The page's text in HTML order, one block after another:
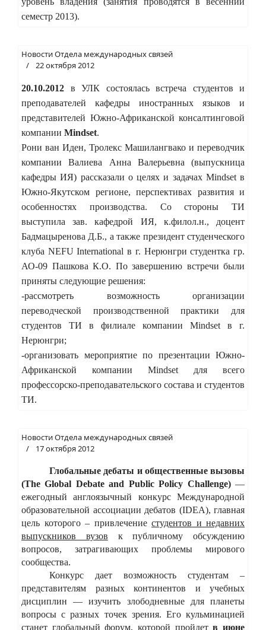
семестр 2013).
Новости Отдела международных связей
22 октября 2012
20.10.2012 в УЛК состоялась встреча студентов и
преподавателей кафедры иностранных языков и
представителей Южно-Африканской консалтинговой
компании Mindset.
Рони ван Иден, Тролекс Машилангвако и переводчик
компании Валиева Анна Валерьевна (выпускница
кафедры ИЯ) рассказали о целях и задачах Mindset в
Южно-Якутском регионе, перспективах развития и
особенностях производства. Со стороны ТИ
выступила зав. кафедрой ИЯ, к.филол.н., доцент
Бадмацыренова Д.Б., а также президент студенческого
клуба NEFU International в г. Нерюнгри студентка гр.
АО-09 Пашкова К.О. По завершению встречи были
приняты следующие решения:
-рассмотреть возможность организации
переводческой производственной практики для
студентов ТИ в филиале компании Mindset в г.
Нерюнгри;
-организовать мероприятие по презентации Южно-
Африканской компании Mindset для всего
профессорско-преподавательского состава и студентов
ТИ.
Новости Отдела международных связей
17 октября 2012
Глобальные дебаты и общественные вызовы
(The Global Debate and Public Policy Challenge)—
ежегодный англоязычный конкурс Международной
образовательной ассоциации дебатов (IDEA), главная
цель которого – привлечение студентов и недавних
выпускников вузов к публичному обсуждению
вопросов, затрагивающих проблемы мирового
сообщества.
Конкурс дает возможность студентам –
представителям разных континентов и учебных
дисциплин — изучить злободневные для планеты
вопросы с разных точек зрения. Его кульминацией
станет глобальный форум, которой пройдетв июне